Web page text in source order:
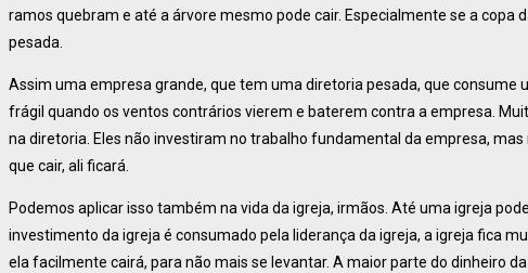
ramos quebram e até a árvore mesmo pode cair. Especialmente se a copa
pesada.
Assim uma empresa grande, que tem uma diretoria pesada, que consume
frágil quando os ventos contrários vierem e baterem contra a empresa.
na diretoria. Eles não investiram no trabalho fundamental da empresa,
que cair, ali ficará.
Podemos aplicar isso também na vida da igreja, irmãos. Até uma igreja
investimento da igreja é consumado pela liderança da igreja, a igreja fica
ela facilmente cairá, para não mais se levantar. A maior parte do dinheiro